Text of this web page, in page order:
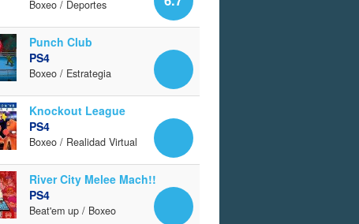
Boxeo / Deportes
Punch Club
PS4
Boxeo / Estrategia
Knockout League
PS4
Boxeo / Realidad Virtual
River City Melee Mach!!
PS4
Beat'em up / Boxeo